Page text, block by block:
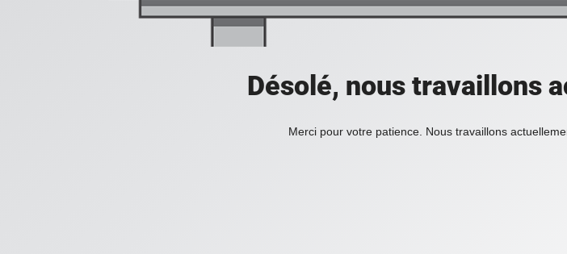
Désolé, nous travaillons
Merci pour votre patience. Nous travaillons